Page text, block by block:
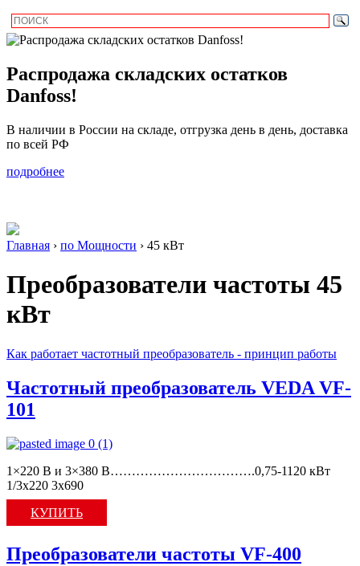
Распродажа складских остатков
Danfoss!
В наличии в России на складе, отгрузка день в день, доставка
по всей РФ
подробнее
Главная › по Мощности › 45 кВт
Преобразователи частоты 45
кВт
Как работает частотный преобразователь - принцип работы
Частотный преобразователь VEDA VF-
101
1×220 В и 3×380 В…………………………….0,75-1120 кВт
1/3x220 3х690
КУПИТЬ
Преобразователи частоты VF-400